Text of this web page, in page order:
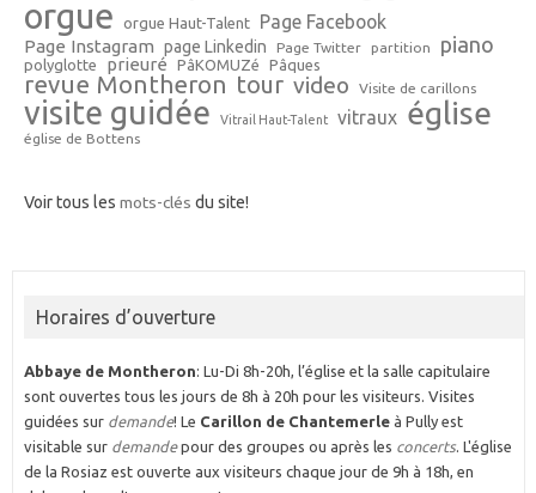
orgue orgue Haut-Talent Page Facebook
Page Instagram page Linkedin Page Twitter partition piano
polyglotte prieuré PâKOMUZé Pâques
revue Montheron tour video Visite de carillons
visite guidée Vitrail Haut-Talent vitraux église
église de Bottens
Voir tous les mots-clés du site!
Horaires d’ouverture
Abbaye de Montheron: Lu-Di 8h-20h, l’église et la salle capitulaire
sont ouvertes tous les jours de 8h à 20h pour les visiteurs. Visites
guidées sur demande! Le Carillon de Chantemerleà Pully est
visitable sur demandepour des groupes ou après les concerts. L'église
de la Rosiaz est ouverte aux visiteurs chaque jour de 9h à 18h, en